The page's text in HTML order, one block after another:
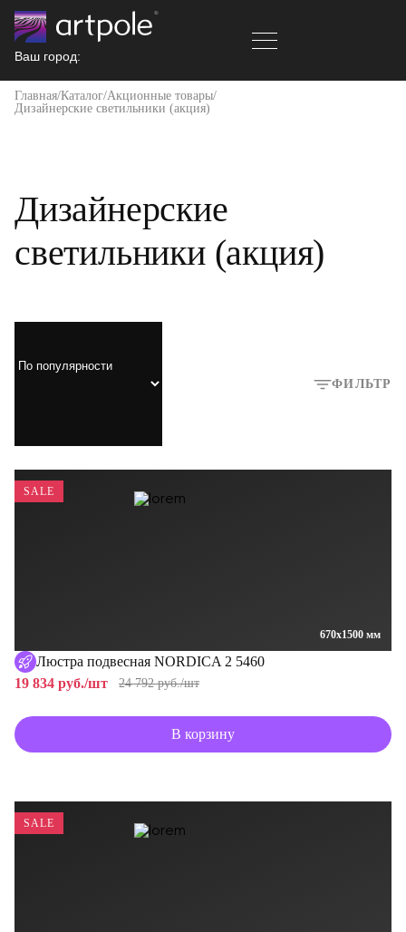
Ваш город:
Главная Каталог Акционные товары
Дизайнерские светильники (акция)
Дизайнерские
светильники (акция)
ФИЛЬТР
670x1500 мм
SALE
Люстра подвесная NORDICA 2 5460
19 834 руб./шт
24 792 руб./шт
В корзину
SALE